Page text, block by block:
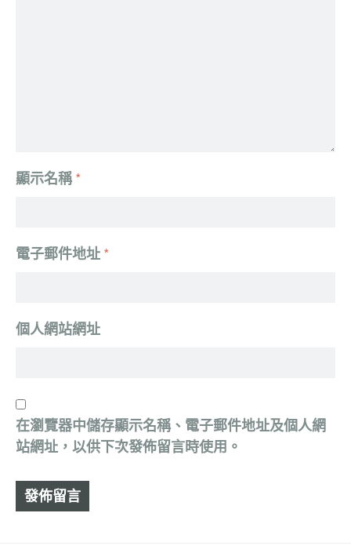
顯示名稱*
電子郵件地址 *
個人網站網址
在瀏覽器中儲存顯示名稱、電子郵件地址及個人網
站網址，以供下次發佈留言時使用。